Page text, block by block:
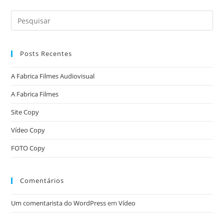
Posts Recentes
A Fabrica Filmes Audiovisual
A Fabrica Filmes
Site Copy
Vídeo Copy
FOTO Copy
Comentários
Um comentarista do WordPressemVídeo